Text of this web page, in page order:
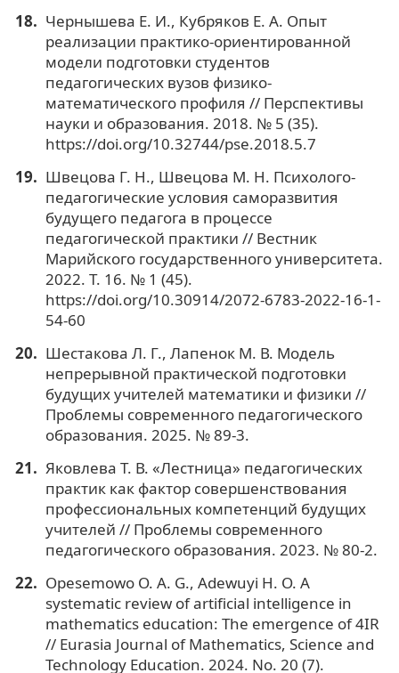
Чернышева Е. И., Кубряков Е. А. Опыт
реализации практико-ориентированной
модели подготовки студентов
педагогических вузов физико-
математического профиля // Перспективы
науки и образования. 2018. № 5 (35).
https://doi.org/10.32744/pse.2018.5.7
Швецова Г. Н., Швецова М. Н. Психолого-
педагогические условия саморазвития
будущего педагога в процессе
педагогической практики // Вестник
Марийского государственного университета.
2022. Т. 16. № 1 (45).
https://doi.org/10.30914/2072-6783-2022-16-1-
54-60
Шестакова Л. Г., Лапенок М. В. Модель
непрерывной практической подготовки
будущих учителей математики и физики //
Проблемы современного педагогического
образования. 2025. № 89-3.
Яковлева Т. В. «Лестница» педагогических
практик как фактор совершенствования
профессиональных компетенций будущих
учителей // Проблемы современного
педагогического образования. 2023. № 80-2.
Opesemowo O. A. G., Adewuyi H. O. A
systematic review of artificial intelligence in
mathematics education: The emergence of 4IR
// Eurasia Journal of Mathematics, Science and
Technology Education. 2024. No. 20 (7).